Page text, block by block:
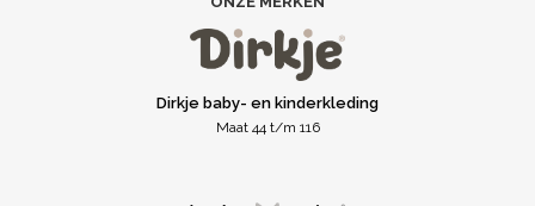
Dirkje baby- en kinderkleding
Maat 44 t/m 116